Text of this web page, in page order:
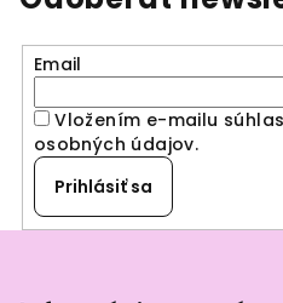
i
v
ý
Email
Vložením e-mailu
osobných údajov.
Prihlásiť sa